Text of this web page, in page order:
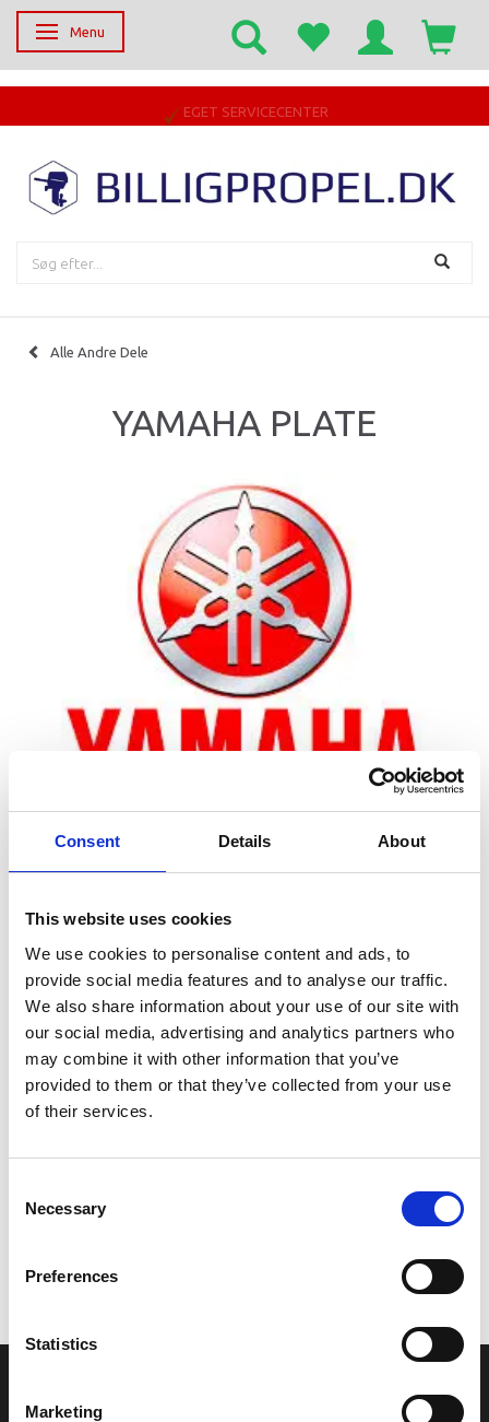
Consent Details About
This website uses cookies
We use cookies to personalise content and ads, to
provide social media features and to analyse our traffic.
We also share information about your use of our site with
our social media, advertising and analytics partners who
may combine it with other information that you’ve
provided to them or that they’ve collected from your use
of their services.
Selection
Necessary
Preferences
Statistics
Marketing
Skifte navigation
Menu
EGET SERVICECENTER
Alle Andre Dele
YAMAHA PLATE
Leveringstid er 5-6 dag(e)
Model/varenr.: 69MG43280000
41,75 DKK
Læg i kurv
Vi oplever i øjeblikket store og hyppige prisændringer i markedet.
Derfor kan der i enkelte tilfælde være produkter, som ikke kan
INFORMATIONER